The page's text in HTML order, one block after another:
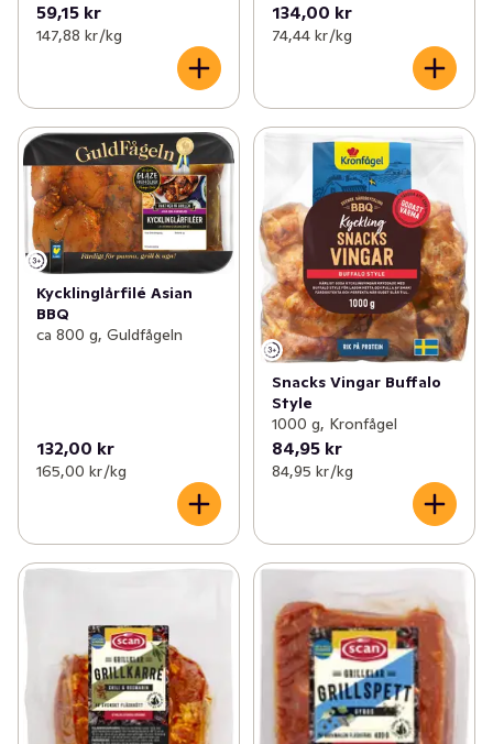
59,15 kr
147,88 kr /kg
134,00 kr
74,44 kr /kg
Kycklinglårfilé Asian
BBQ
ca 800 g, Guldfågeln
132,00 kr
165,00 kr /kg
Snacks Vingar Buffalo
Style
1000 g, Kronfågel
84,95 kr
84,95 kr /kg